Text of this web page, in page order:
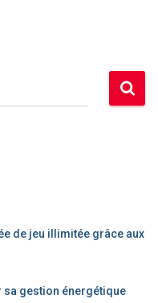
de jeu illimitée grâce aux
sa gestion énergétique